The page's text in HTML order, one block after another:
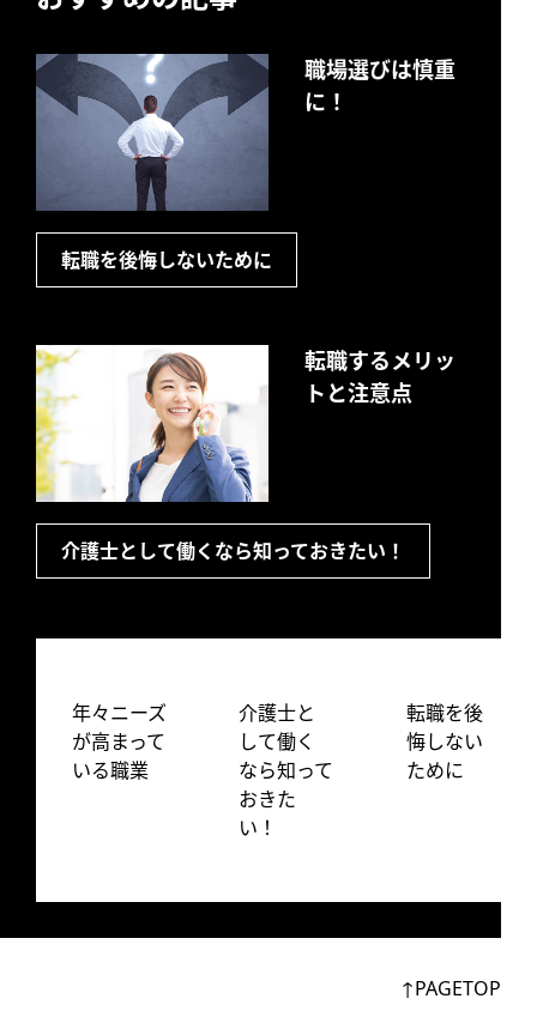
職場選びは慎重
に！
転職を後悔しないために
転職するメリッ
トと注意点
介護士として働くなら知っておきたい！
年々ニーズ
が高まって
いる職業
介護士と
して働く
なら知って
おきた
い！
転職を後
悔しない
ために
↑PAGETOP